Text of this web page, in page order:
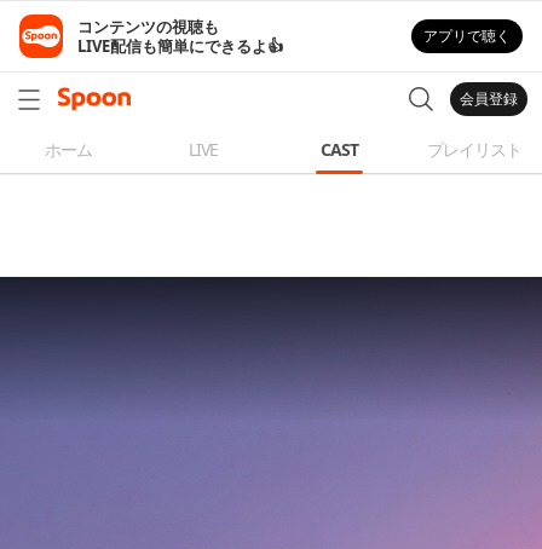
コンテンツの視聴も
LIVE配信も簡単にできるよ👍
アプリで聴く
会員登録
ホーム LIVE CAST プレイリスト